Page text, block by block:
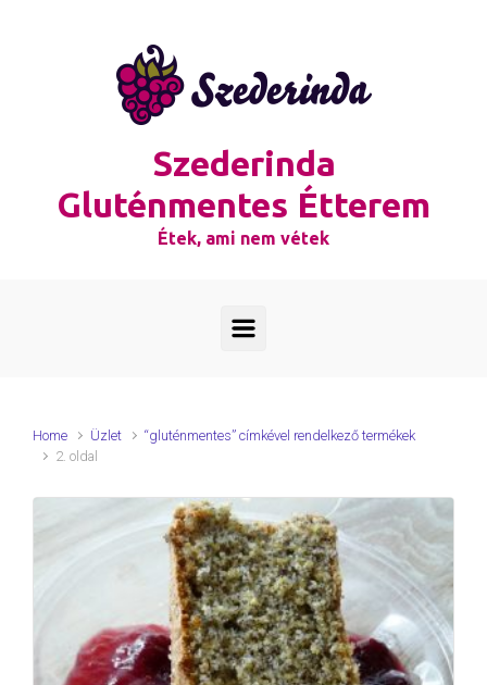
Szederinda
Gluténmentes Étterem
Étek, ami nem vétek
Home Üzlet
“gluténmentes” címkével rendelkező termékek
2. oldal